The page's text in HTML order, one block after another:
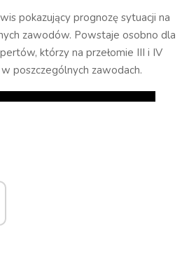
pokazujący prognozę sytuacji na
zawodów. Powstaje osobno dla
którzy na przełomie III i IV
poszczególnych zawodach.